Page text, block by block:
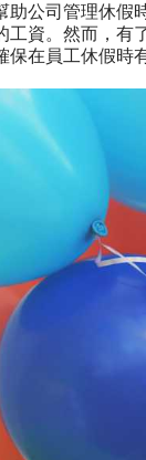
助公司管理休假
工資。然而，有
在員工休假時